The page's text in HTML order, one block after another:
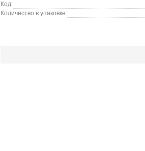
Код:
Количество в упаковке: